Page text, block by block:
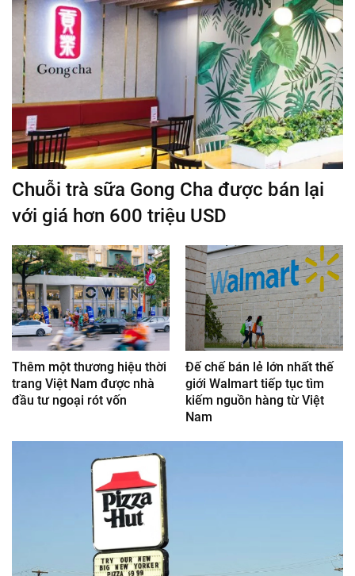
Chuỗi trà sữa Gong Cha được bán lại
với giá hơn 600 triệu USD
Thêm một thương hiệu thời
trang Việt Nam được nhà
đầu tư ngoại rót vốn
Đế chế bán lẻ lớn nhất thế
giới Walmart tiếp tục tìm
kiếm nguồn hàng từ Việt
Nam